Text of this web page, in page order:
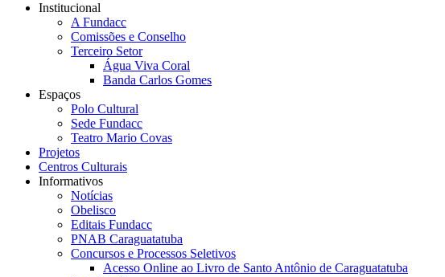
Institucional
A Fundacc
Comissões e Conselho
Terceiro Setor
Água Viva Coral
Banda Carlos Gomes
Espaços
Polo Cultural
Sede Fundacc
Teatro Mario Covas
Projetos
Centros Culturais
Informativos
Notícias
Obelisco
Editais Fundacc
PNAB Caraguatatuba
Concursos e Processos Seletivos
Acesso Online ao Livro de Santo Antônio de Caraguatatuba